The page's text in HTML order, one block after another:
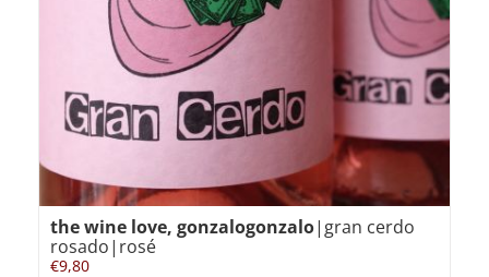
the wine love, gonzalogonzalo|gran cerdo
rosado|rosé
€9,80